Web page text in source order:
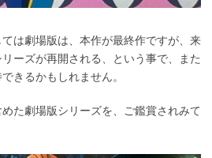
は劇場版は、本作が最終作ですが、来
ーズが再開される、という事で、また
きるかもしれません。
た劇場版シリーズを、ご鑑賞されみて